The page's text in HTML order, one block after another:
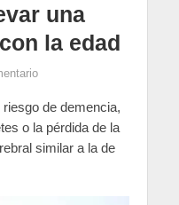
una
la edad
de demencia,
o la pérdida de la
similar a la de